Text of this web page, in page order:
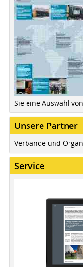
Sie eine Auswahl
Unsere Partner
Verbände und
Service